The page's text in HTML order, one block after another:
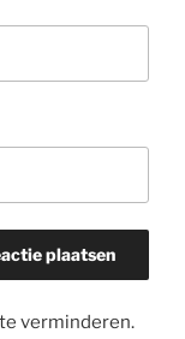
verminderen.